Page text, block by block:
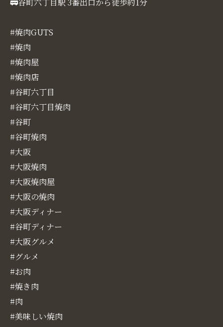
#焼肉GUTS
#焼肉
#焼肉屋
#焼肉店
#谷町六丁目
#谷町六丁目焼肉
#谷町
#谷町焼肉
#大阪
#大阪焼肉
#大阪焼肉屋
#大阪の焼肉
#大阪ディナー
#谷町ディナー
#大阪グルメ
#グルメ
#お肉
#焼き肉
#肉
#美味しい焼肉